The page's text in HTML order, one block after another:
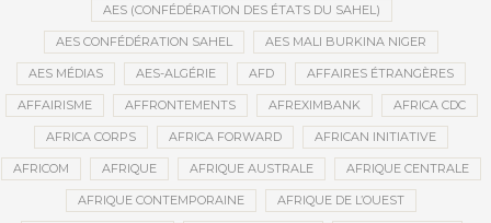
AES (CONFÉDÉRATION DES ÉTATS DU SAHEL)
AES CONFÉDÉRATION SAHEL AES MALI BURKINA NIGER
AES MÉDIAS AES-ALGÉRIE AFD AFFAIRES ÉTRANGÈRES
AFFAIRISME AFFRONTEMENTS AFREXIMBANK AFRICA CDC
AFRICA CORPS AFRICA FORWARD AFRICAN INITIATIVE
AFRICOM AFRIQUE AFRIQUE AUSTRALE AFRIQUE CENTRALE
AFRIQUE CONTEMPORAINE AFRIQUE DE L’OUEST